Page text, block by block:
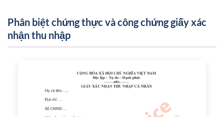
Phân biệt chứng thực và công chứng giấy xác
nhận thu nhập